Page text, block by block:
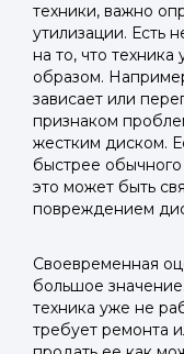
техники, важно
утилизации. Есть
на то, что
образом.
зависает или
признаком
жестким диском.
быстрее
это может быть
повреждением
Своевременная
большое
техника уже не
требует ремонта